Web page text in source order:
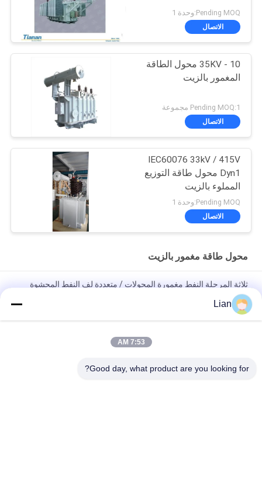
Pending MOQ:وحدة 1
الاتصال
10 - 35KV محول الطاقة
المغمور بالزيت
Pending MOQ:1 مجموعة
الاتصال
IEC60076 33kV / 415V
Dyn1 محول طاقة التوزيع
المملوء بالزيت
Pending MOQ:وحدة 1
الاتصال
محول طاقة مغمور بالزيت
ثلاثة المرحلة النفط مغمورة المحولات / متعددة لف النفط المحشوة
المحولات
محول طاقة مغطى بالزيت 200 كيلو فولت 33 كيلو فولت مع اتصال
للتخصيص للشبكات الكهربائية الموثوقة
Lian
7:53 AM
Good day, what product are you looking for?